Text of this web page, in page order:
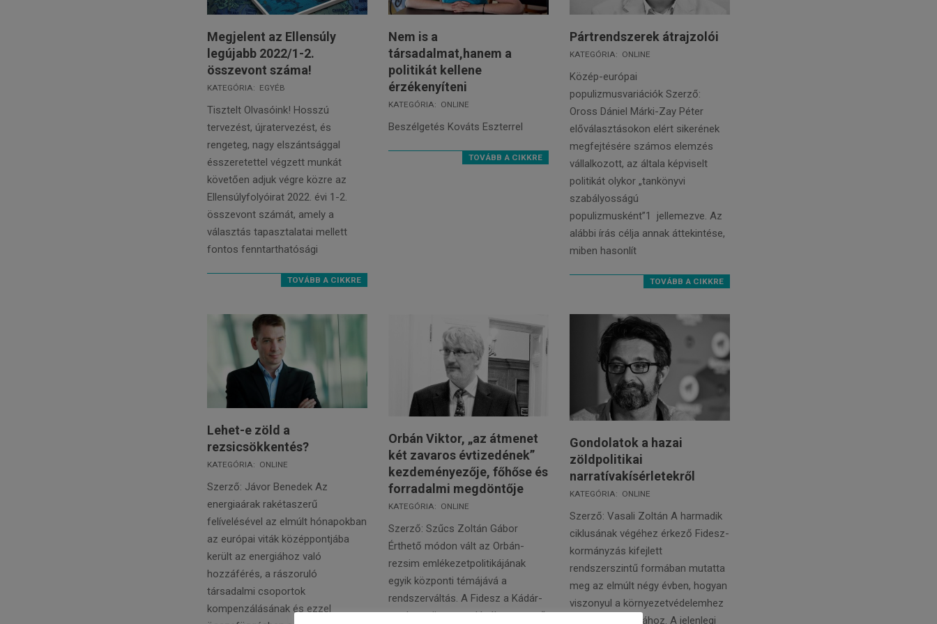
Megjelent az Ellensúly
legújabb 2022/1-2.
összevont száma!
2022-
10-
06
KATEGÓRIA: EGYÉB
Tisztelt Olvasóink! Hosszú
tervezést, újratervezést, és
rengeteg, nagy elszántsággal
ésszeretettel végzett munkát
követően adjuk végre közre az
Ellensúlyfolyóirat 2022. évi 1-2.
összevont számát, amely a
választás tapasztalatai mellett
fontos fenntarthatósági
TOVÁBB A CIKKRE
Nem is a
társadalmat,hanem a
politikát kellene
érzékenyíteni
2022-
04-
KATEGÓRIA: ONLINE
Beszélgetés Kováts Eszterrel
TOVÁBB A CIKKRE
Pártrendszerek átrajzolói
2022-
02-
KATEGÓRIA: ONLINE
Közép-európai
populizmusvariációk Szerző:
Oross Dániel Márki-Zay Péter
előválasztásokon elért sikerének
megfejtésére számos elemzés
vállalkozott, az általa képviselt
politikát olykor „tankönyvi
szabályosságú
populizmusként”1 jellemezve. Az
alábbi írás célja annak áttekintése,
miben hasonlít
TOVÁBB A CIKKRE
Lehet-e zöld a
rezsicsökkentés?
2022-
02-
KATEGÓRIA: ONLINE
Szerző: Jávor Benedek Az
energiaárak rakétaszerű
felívelésével az elmúlt hónapokban
az európai viták középpontjába
került az energiához való
hozzáférés, a rászoruló
társadalmi csoportok
kompenzálásának és ezzel
Orbán Viktor, „az átmenet
két zavaros évtizedének”
kezdeményezője, főhőse és
forradalmi megdöntője
2022-
02-
08
KATEGÓRIA: ONLINE
Szerző: Szűcs Zoltán Gábor
Érthető módon vált az Orbán-
rezsim emlékezetpolitikájának
egyik központi témájává a
rendszerváltás. A Fidesz a Kádár-
rendszer összeomlásához vezető
Gondolatok a hazai
zöldpolitikai
narratívakísérletekről
2022-
02-
01
KATEGÓRIA: ONLINE
Szerző: Vasali Zoltán A harmadik
ciklusának végéhez érkező Fidesz-
kormányzás kifejlett
rendszerszintű formában mutatta
meg az elmúlt négy évben, hogyan
viszonyul a környezetvédelemhez
és a klímapolitikához. A jelenlegi